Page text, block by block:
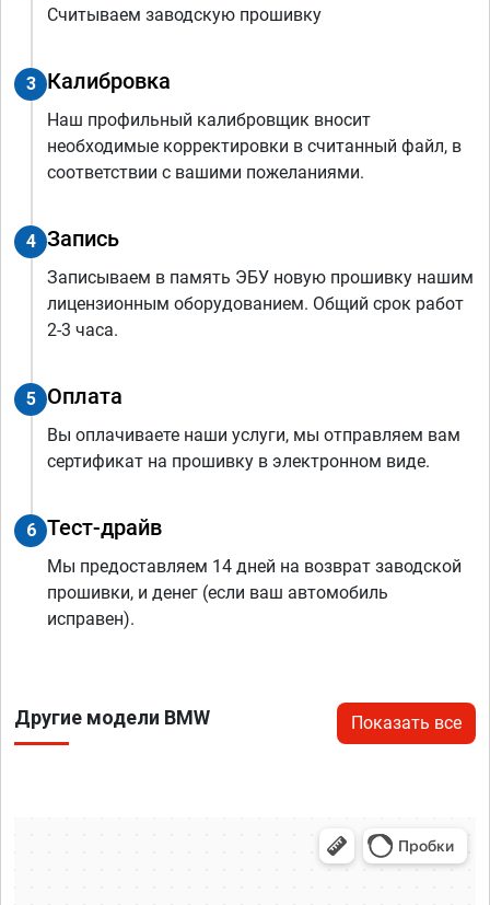
Считываем заводскую прошивку
3 Калибровка
Наш профильный калибровщик вносит
необходимые корректировки в считанный файл, в
соответствии с вашими пожеланиями.
4 Запись
Записываем в память ЭБУ новую прошивку нашим
лицензионным оборудованием. Общий срок работ
2-3 часа.
5 Оплата
Вы оплачиваете наши услуги, мы отправляем вам
сертификат на прошивку в электронном виде.
6 Тест-драйв
Мы предоставляем 14 дней на возврат заводской
прошивки, и денег (если ваш автомобиль
исправен).
Другие модели BMW Показать все